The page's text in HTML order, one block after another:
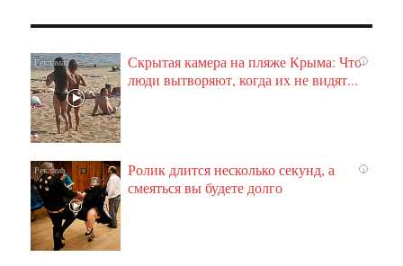
i
Скрытая камера на пляже Крыма: Что
люди вытворяют, когда их не видят...
i
Ролик длится несколько секунд, а
смеяться вы будете долго